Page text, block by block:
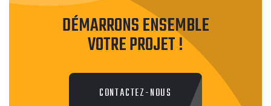
DÉMARRONS ENSEMBLE
VOTRE PROJET !
CONTACTEZ-NOUS